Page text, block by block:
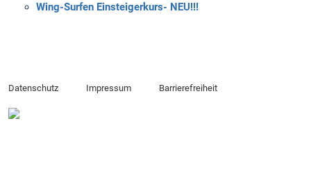
Wing-Surfen Einsteigerkurs- NEU!!!
Datenschutz Impressum Barrierefreiheit